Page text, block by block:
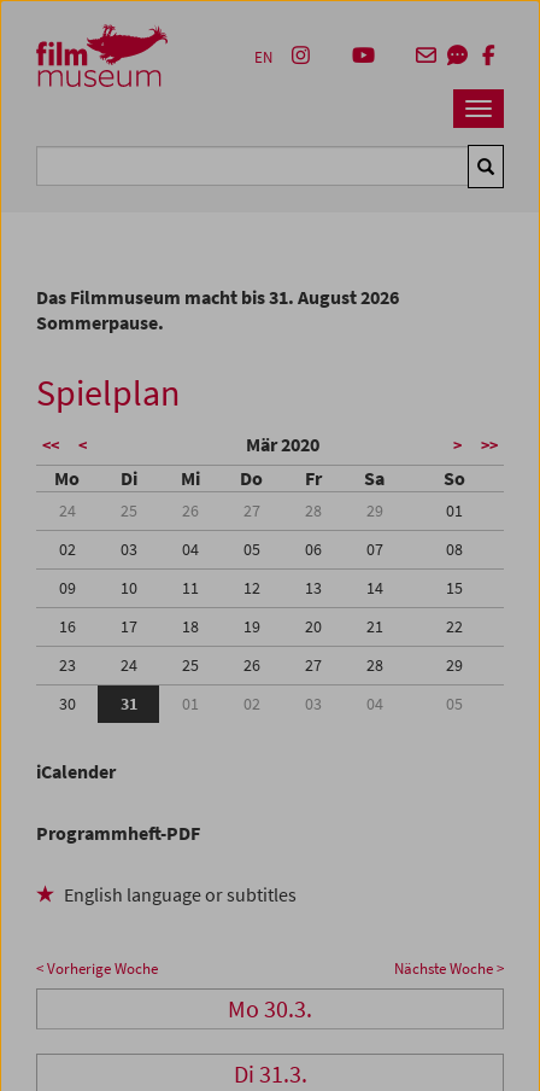
Zum Inhalt
Zum Hauptmenü
Zur Servicenavigation
Zum Suche
Navbar
EN
Das Filmmuseum macht bis 31. August 2026
Sommerpause.
Spielplan
<< < Mär 2020 > >>
Mo Di Mi Do Fr Sa So
24 25 26 27 28 29
01
02
03 04 05 06 07
08
09
10 11 12 13 14
15
16
17 18 19 20 21
22
23
24 25 26 27 28
29
30
31 01 02 03 04 05
iCalender
Programmheft-PDF
English language or subtitles
< Vorherige Woche Nächste Woche >
Mo 30.3.
Di 31.3.